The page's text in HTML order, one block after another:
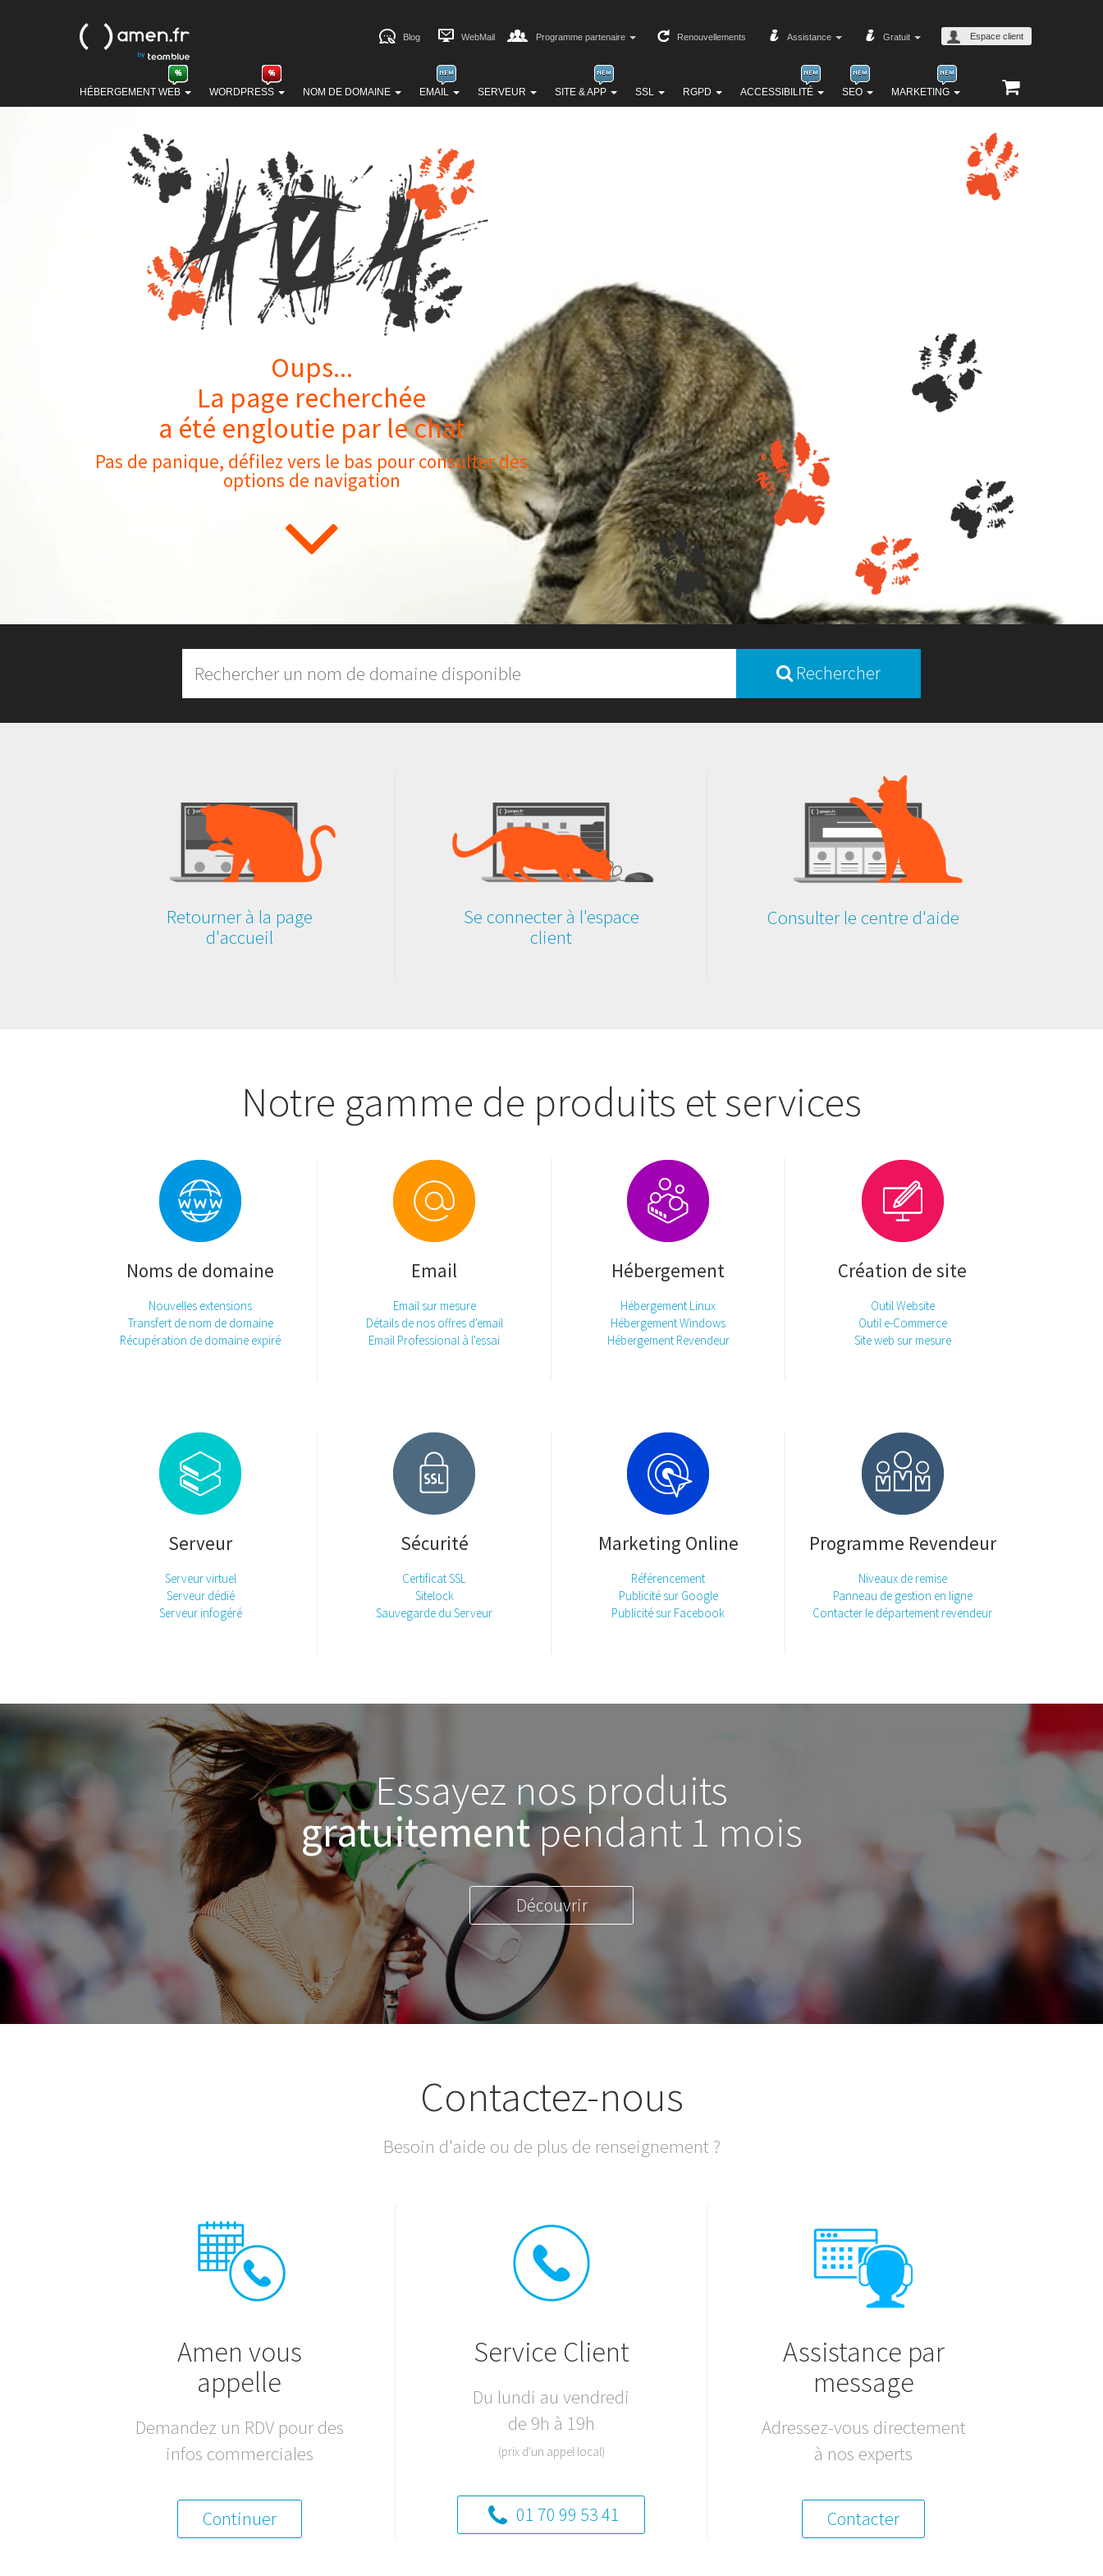
HÉBERGEMENT WEB WORDPRESS NOM DE DOMAINE EMAIL SERVEUR SITE & APP SSL RGPD ACCESSIBILITÉ SEO MARKETING
Blog WebMail Programme partenaire Renouvellements Assistance Gratuit Espace client
Oups...
La page recherchée
a été engloutie par le chat
Pas de panique, défilez vers le bas pour consulter des
options de navigation
Rechercher
Retourner à la page
d'accueil
Se connecter à l'espace
client
Consulter le centre d'aide
Notre gamme de produits et services
Noms de domaine
Nouvelles extensions
Transfert de nom de domaine
Récupération de domaine expiré
Email
Email sur mesure
Détails de nos offres d'email
Email Professional à l'essai
Hébergement
Hébergement Linux
Hébergement Windows
Hébergement Revendeur
Création de site
Outil Website
Outil e-Commerce
Site web sur mesure
Serveur
Serveur virtuel
Serveur dédié
Serveur infogéré
Sécurité
Certificat SSL
Sitelock
Sauvegarde du Serveur
Marketing Online
Référencement
Publicité sur Google
Publicité sur Facebook
Programme Revendeur
Niveaux de remise
Panneau de gestion en ligne
Contacter le département revendeur
Essayez nos produits
gratuitementpendant 1 mois
Découvrir
Contactez-nous
Besoin d'aide ou de plus de renseignement ?
Amen vous
appelle
Demandez un RDV pour des
infos commerciales
Continuer
Service Client
Du lundi au vendredi
de 9h à 19h
(prix d'un appel local)
01 70 99 53 41
Assistance par
message
Adressez-vous directement
à nos experts
Contacter